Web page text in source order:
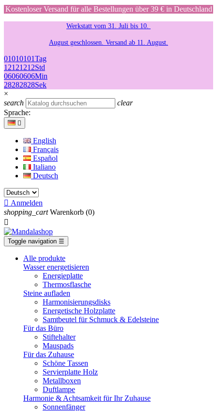
Kostenloser Versand für alle Bestellungen über 39 € in Deutschland
Werkstatt vom 31. Juli bis 10.
August geschlossen. Versand ab 11. August.
01010101Tag
12121212Std
06060606Min
28282828Sek
×
search
clear
Sprache:

English
Français
Español
Italiano
Deutsch
 Anmelden
shopping_cart Warenkorb (0)

Toggle navigation ☰
Alle produkte
Wasser energetisieren
Energieplatte​
Thermosflasche
Steine aufladen
Harmonisierungsdisks
Energetische Holzplatte
Samtbeutel für Schmuck & Edelsteine
Für das Büro
Stiftehalter
Mauspads
Für das Zuhause
Schöne Tassen
Servierplatte Holz
Metallboxen
Duftlampe
Harmonie & Achtsamkeit für Ihr Zuhause
Sonnenfänger